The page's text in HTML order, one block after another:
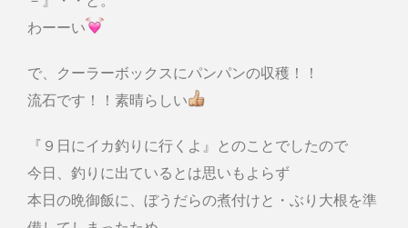
わーーい
で、クーラーボックスにパンパンの収穫！！
流石です！！素晴らしい
『９日にイカ釣りに行くよ』とのことでしたので
今日、釣りに出ているとは思いもよらず
本日の晩御飯に、ぼうだらの煮付けと・ぶり大根を準